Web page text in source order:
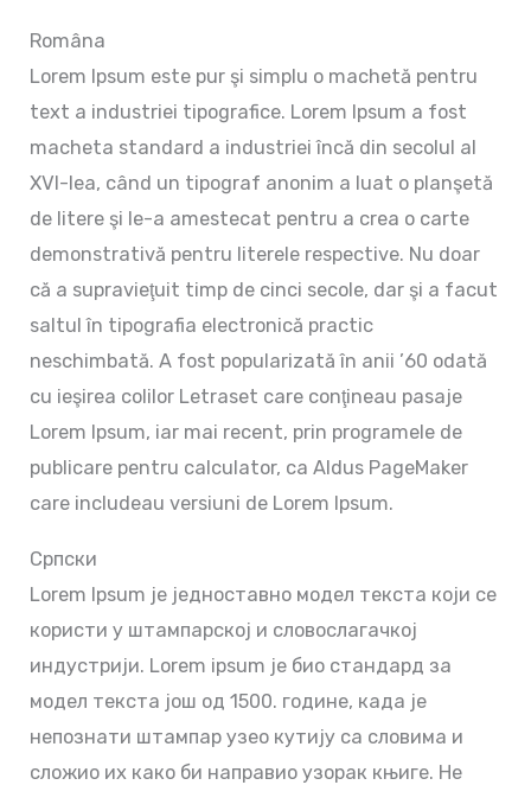
Româna
Lorem Ipsum este pur şi simplu o machetă pentru
text a industriei tipografice. Lorem Ipsum a fost
macheta standard a industriei încă din secolul al
XVI-lea, când un tipograf anonim a luat o planşetă
de litere şi le-a amestecat pentru a crea o carte
demonstrativă pentru literele respective. Nu doar
că a supravieţuit timp de cinci secole, dar şi a facut
saltul în tipografia electronică practic
neschimbată. A fost popularizată în anii ’60 odată
cu ieşirea colilor Letraset care conţineau pasaje
Lorem Ipsum, iar mai recent, prin programele de
publicare pentru calculator, ca Aldus PageMaker
care includeau versiuni de Lorem Ipsum.
Српски
Lorem Ipsum је једноставно модел текста који се
користи у штампарској и словослагачкој
индустрији. Lorem ipsum је био стандард за
модел текста још од 1500. године, када је
непознати штампар узео кутију са словима и
сложио их како би направио узорак књиге. Не